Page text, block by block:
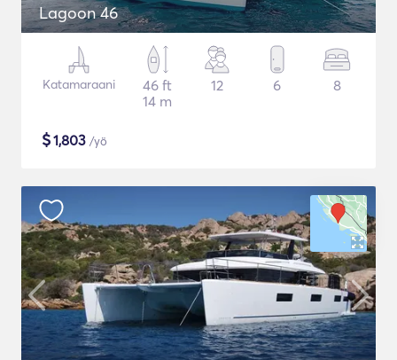
Lagoon 46
Katamaraani
46 ft
14 m
12 6 8
$1,803 /yö